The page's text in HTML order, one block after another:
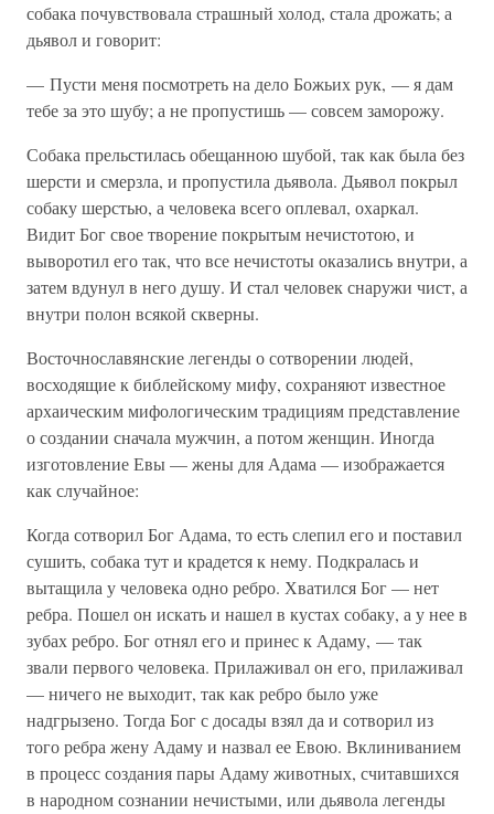
собака почувствовала страшный холод, стала дрожать; а
дьявол и говорит:
— Пусти меня посмотреть на дело Божьих рук, — я дам
тебе за это шубу; а не пропустишь — совсем заморожу.
Собака прельстилась обещанною шубой, так как была без
шерсти и смерзла, и пропустила дьявола. Дьявол покрыл
собаку шерстью, а человека всего оплевал, охаркал.
Видит Бог свое творение покрытым нечистотою, и
выворотил его так, что все нечистоты оказались внутри, а
затем вдунул в него душу. И стал человек снаружи чист, а
внутри полон всякой скверны.
Восточнославянские легенды о сотворении людей,
восходящие к библейскому мифу, сохраняют известное
архаическим мифологическим традициям представление
о создании сначала мужчин, а потом женщин. Иногда
изготовление Евы — жены для Адама — изображается
как случайное:
Когда сотворил Бог Адама, то есть слепил его и поставил
сушить, собака тут и крадется к нему. Подкралась и
вытащила у человека одно ребро. Хватился Бог — нет
ребра. Пошел он искать и нашел в кустах собаку, а у нее в
зубах ребро. Бог отнял его и принес к Адаму, — так
звали первого человека. Прилаживал он его, прилаживал
— ничего не выходит, так как ребро было уже
надгрызено. Тогда Бог с досады взял да и сотворил из
того ребра жену Адаму и назвал ее Евою. Вклиниванием
в процесс создания пары Адаму животных, считавшихся
в народном сознании нечистыми, или дьявола легенды